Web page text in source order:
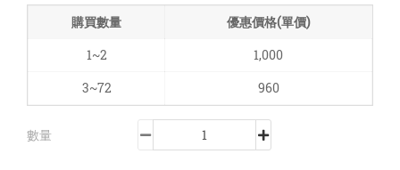
購買數量
優惠價格(單價)
1~2
1,000
3~72
960
數量